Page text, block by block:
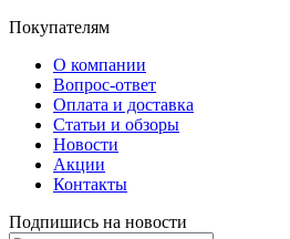
Покупателям
О компании
Вопрос-ответ
Оплата и доставка
Статьи и обзоры
Новости
Акции
Контакты
Подпишись на новости